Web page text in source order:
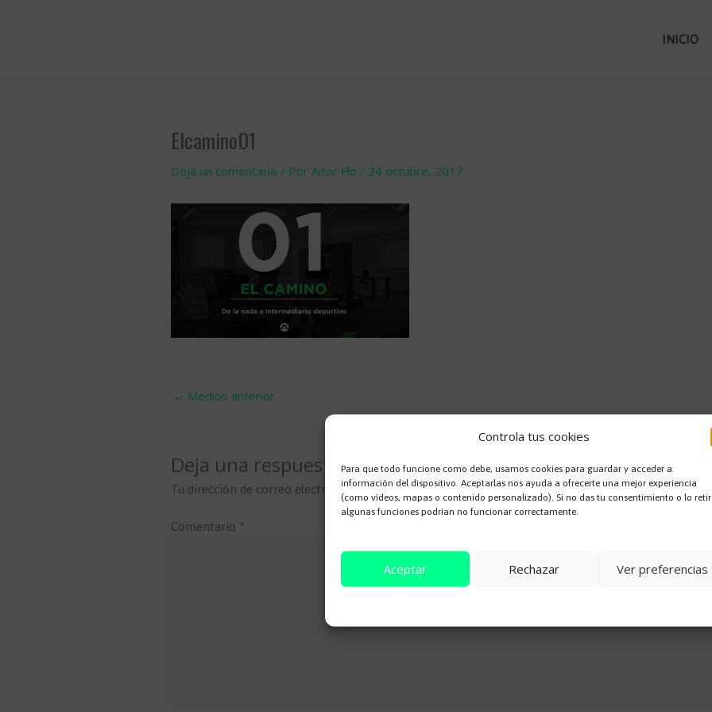
Controla tus cookies
Para que todo funcione como debe, usamos cookies para guardar y acceder a
información del dispositivo. Aceptarlas nos ayuda a ofrecerte una mejor experiencia
(como vídeos, mapas o contenido personalizado). Si no das tu consentimiento o lo
algunas funciones podrían no funcionar correctamente.
Aceptar Rechazar Ver preferencias
INICIO
Elcamino01
Deja un comentario / Por Aitor Flo / 24 octubre, 2017
← Medios anterior
Deja una respuesta
Tu dirección de correo electrónico no será publicada. Los campos obligatorios están marcados con
Comentario *